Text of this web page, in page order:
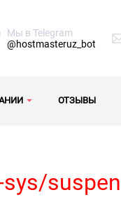
Мы в Telegram
@hostmasteruz_bot
ОТЗЫВЫ